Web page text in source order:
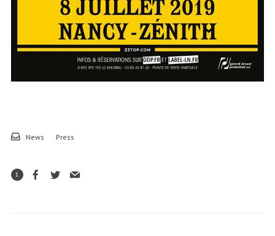
News Press
1